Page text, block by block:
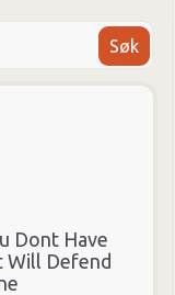
Dont Have
Will Defend